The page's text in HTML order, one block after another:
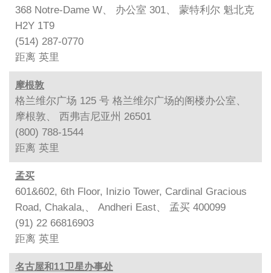
368 Notre-Dame W、 办公室 301、 蒙特利尔 魁北克
H2Y 1T9
(514) 287-0770
距离 英里
摩根敦
格兰维尔广场 125 号 格兰维尔广场的阁楼办公室、
摩根敦、 西弗吉尼亚州 26501
(800) 788-1544
距离 英里
孟买
601&602, 6th Floor, Inizio Tower, Cardinal Gracious
Road, Chakala,、 Andheri East、 孟买 400099
(91) 22 66816903
距离 英里
名古屋和11卫星办事处